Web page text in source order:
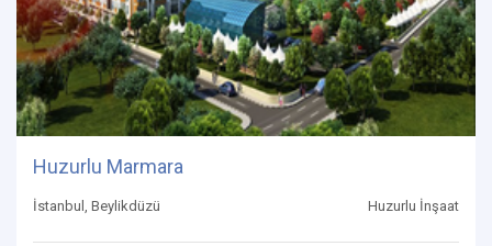
Huzurlu Marmara
İstanbul, Beylikdüzü Huzurlu İnşaat